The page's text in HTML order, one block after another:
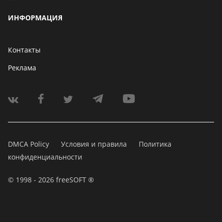
ИНФОРМАЦИЯ
Контакты
Реклама
DMCA Policy Условия и правила
Политика
конфиденциальности
© 1998 - 2026 freeSOFT ®